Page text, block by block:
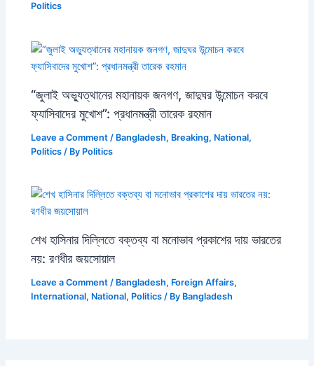
Politics
“জুলাই অভ্যুত্থানের মহানায়ক জনগণ, জাদুঘর উন্মোচন করবে
ফ্যাসিবাদের মুখোশ”: প্রধানমন্ত্রী তারেক রহমান
Leave a Comment / Bangladesh, Breaking, National,
Politics / By Politics
শেখ হাসিনার দিল্লিতে বক্তব্য বা মনোভাব প্রকাশের দায় ভারতের
নয়: রণধীর জয়সোয়াল
Leave a Comment / Bangladesh, Foreign Affairs,
International, National, Politics / By Bangladesh